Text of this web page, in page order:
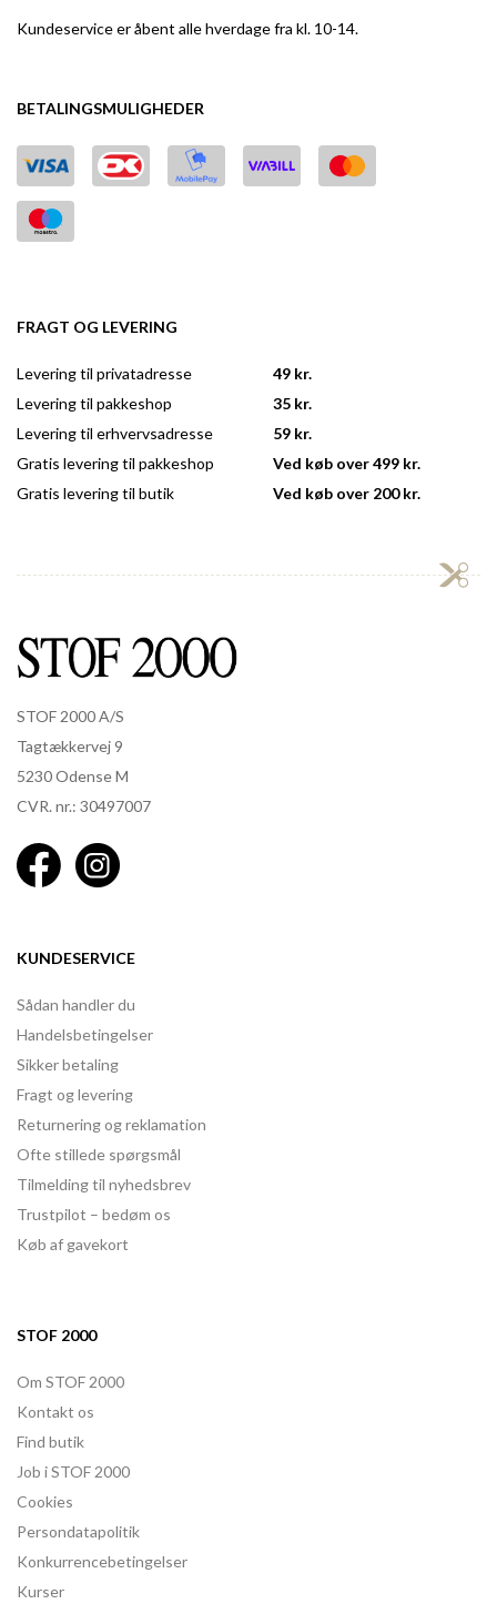
Kundeservice er åbent alle hverdage fra kl. 10-14.
BETALINGSMULIGHEDER
FRAGT OG LEVERING
Levering til privatadresse
Levering til pakkeshop
Levering til erhvervsadresse
Gratis levering til pakkeshop
Gratis levering til butik
49 kr.
35 kr.
59 kr.
Ved køb over 499 kr.
Ved køb over 200 kr.
STOF 2000 A/S
Tagtækkervej 9
5230 Odense M
CVR. nr.: 30497007
KUNDESERVICE
Sådan handler du
Handelsbetingelser
Sikker betaling
Fragt og levering
Returnering og reklamation
Ofte stillede spørgsmål
Tilmelding til nyhedsbrev
Trustpilot – bedøm os
Køb af gavekort
STOF 2000
Om STOF 2000
Kontakt os
Find butik
Job i STOF 2000
Cookies
Persondatapolitik
Konkurrencebetingelser
Kurser